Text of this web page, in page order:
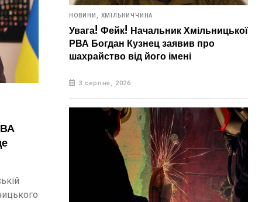
НОВИНИ, ХМІЛЬНИЧЧИНА
Увага! Фейк! Начальник Хмільницької
РВА Богдан Кузнец заявив про
шахрайство від його імені
3 серпня, 2026